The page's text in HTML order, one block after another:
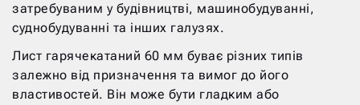
затребуваним у будівництві, машинобудуванні,
суднобудуванні та інших галузях.
Лист гарячекатаний 60 мм буває різних типів
залежно від призначення та вимог до його
властивостей. Він може бути гладким або